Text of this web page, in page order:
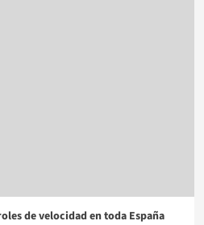
de velocidad en toda España